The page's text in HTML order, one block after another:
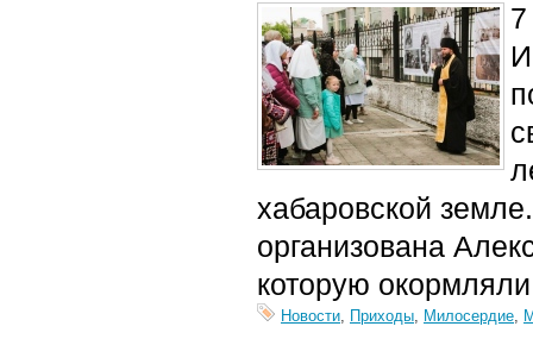
хабаровской
организована
которую
Новости, Приходы, Милосердие,